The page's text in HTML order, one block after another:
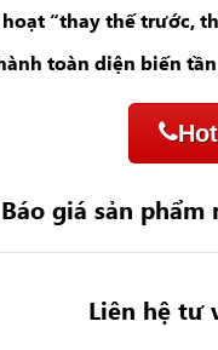
“thay thế trước,
toàn diện biến
giá sản phẩm
Liên hệ tư